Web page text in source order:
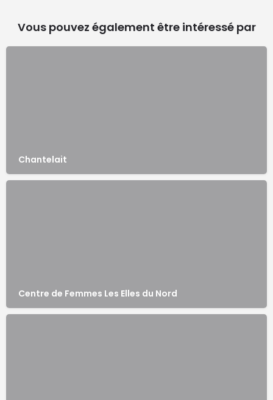
Vous pouvez également être intéressé par
Chantelait
Centre de Femmes Les Elles du Nord